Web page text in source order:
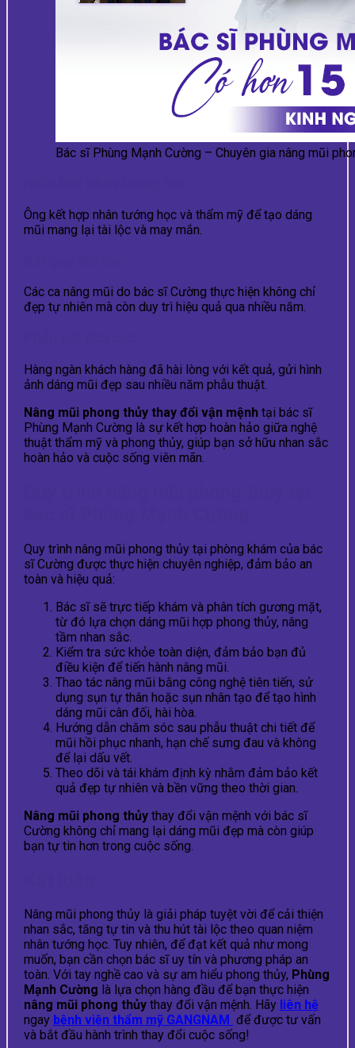
Bác sĩ Phùng Mạnh Cường – Chuyên gia nâng mũi
Ông kết hợp nhân tướng học và thẩm mỹ để tạo dáng
mũi mang lại tài lộc và may mắn.
Các ca nâng mũi do bác sĩ Cường thực hiện không chỉ
đẹp tự nhiên mà còn duy trì hiệu quả qua nhiều năm.
Hàng ngàn khách hàng đã hài lòng với kết quả, gửi hình
ảnh dáng mũi đẹp sau nhiều năm phẫu thuật.
Nâng mũi phong thủy thay đổi vận mệnh tại bác sĩ
Phùng Mạnh Cường là sự kết hợp hoàn hảo giữa nghệ
thuật thẩm mỹ và phong thủy, giúp bạn sở hữu nhan sắc
hoàn hảo và cuộc sống viên mãn.
Quy trình nâng mũi phong thủy tại phòng khám của bác
sĩ Cường được thực hiện chuyên nghiệp, đảm bảo an
toàn và hiệu quả:
Bác sĩ sẽ trực tiếp khám và phân tích gương mặt,
từ đó lựa chọn dáng mũi hợp phong thủy, nâng
tầm nhan sắc.
Kiểm tra sức khỏe toàn diện, đảm bảo bạn đủ
điều kiện để tiến hành nâng mũi.
Thao tác nâng mũi bằng công nghệ tiên tiến, sử
dụng sụn tự thân hoặc sụn nhân tạo để tạo hình
dáng mũi cân đối, hài hòa.
Hướng dẫn chăm sóc sau phẫu thuật chi tiết để
mũi hồi phục nhanh, hạn chế sưng đau và không
để lại dấu vết.
Theo dõi và tái khám định kỳ nhằm đảm bảo kết
quả đẹp tự nhiên và bền vững theo thời gian.
Nâng mũi phong thủy thay đổi vận mệnh với bác sĩ
Cường không chỉ mang lại dáng mũi đẹp mà còn giúp
bạn tự tin hơn trong cuộc sống.
Nâng mũi phong thủy là giải pháp tuyệt vời để cải thiện
nhan sắc, tăng tự tin và thu hút tài lộc theo quan niệm
nhân tướng học. Tuy nhiên, để đạt kết quả như mong
muốn, bạn cần chọn bác sĩ uy tín và phương pháp an
toàn. Với tay nghề cao và sự am hiểu phong thủy, Phùng
Mạnh Cường là lựa chọn hàng đầu để bạn thực hiện
nâng mũi phong thủy thay đổi vận mệnh. Hãy liên hệ
ngay bệnh viện thẩm mỹ GANGNAM để được tư vấn
và bắt đầu hành trình thay đổi cuộc sống!